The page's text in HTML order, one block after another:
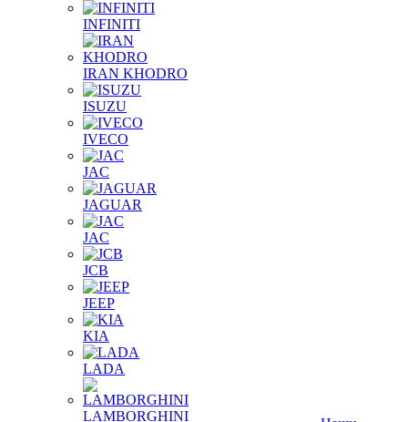
INFINITI
IRAN KHODRO
ISUZU
IVECO
JAC
JAGUAR
JAС
JCB
JEEP
KIA
LADA
LAMBORGHINI